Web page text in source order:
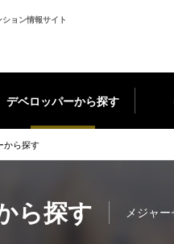
ョン情報サイト
デベロッパーから探す
から探す
ら探す メジャ